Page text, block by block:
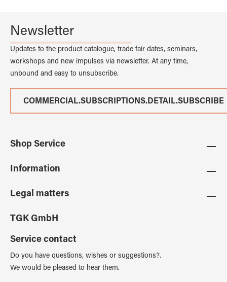
Newsletter
Updates to the product catalogue, trade fair dates, seminars,
workshops and new impulses via newsletter. At any time,
unbound and easy to unsubscribe.
COMMERCIAL.SUBSCRIPTIONS.DETAIL.SUBSCRIBE
Shop Service
Information
Legal matters
TGK GmbH
Service contact
Do you have questions, wishes or suggestions?.
We would be pleased to hear them.